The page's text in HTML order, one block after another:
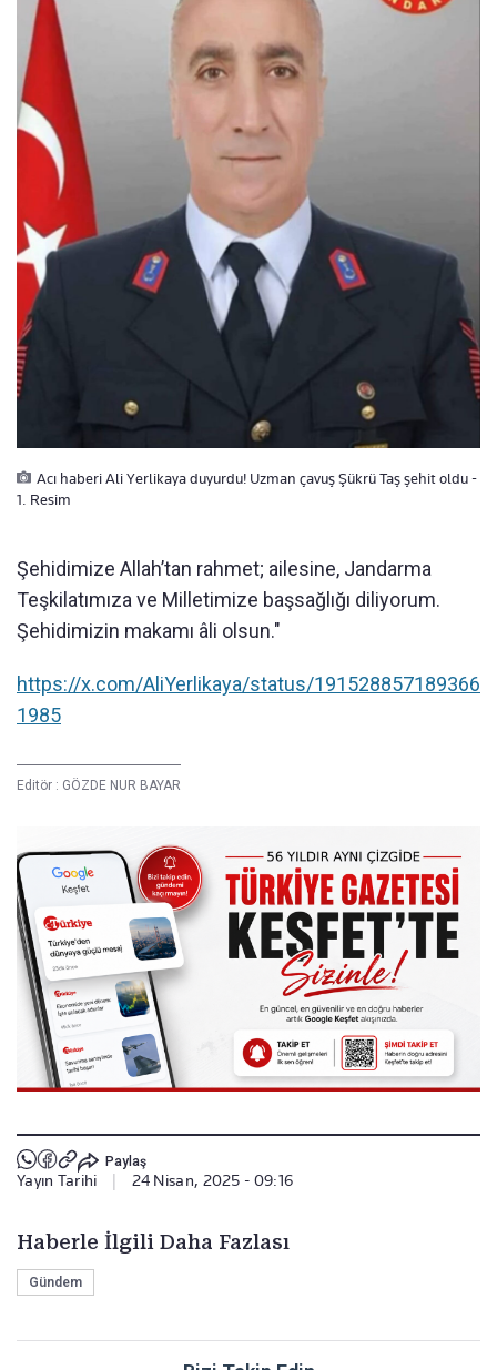
Acı haberi Ali Yerlikaya duyurdu! Uzman çavuş Şükrü Taş şehit oldu -
1. Resim
Şehidimize Allah’tan rahmet; ailesine, Jandarma
Teşkilatımıza ve Milletimize başsağlığı diliyorum.
Şehidimizin makamı âli olsun."
https://x.com/AliYerlikaya/status/191528857189366
1985
Editör : GÖZDE NUR BAYAR
Paylaş
Yayın Tarihi 24 Nisan, 2025 - 09:16
Haberle İlgili Daha Fazlası
Gündem